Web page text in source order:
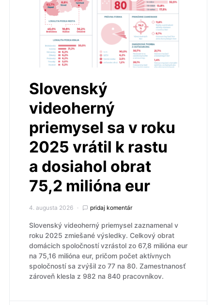
Slovenský
videoherný
priemysel sa v roku
2025 vrátil k rastu
a dosiahol obrat
75,2 milióna eur
4. augusta 2026 pridaj komentár
Slovenský videoherný priemysel zaznamenal v
roku 2025 zmiešané výsledky. Celkový obrat
domácich spoločností vzrástol zo 67,8 milióna eur
na 75,16 milióna eur, pričom počet aktívnych
spoločností sa zvýšil zo 77 na 80. Zamestnanosť
zároveň klesla z 982 na 840 pracovníkov.